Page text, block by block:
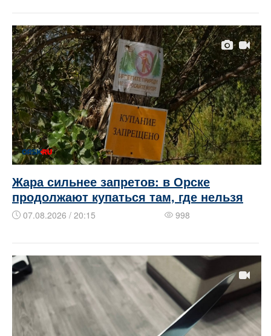
Жара сильнее запретов: в Орске
продолжают купаться там, где нельзя
07.08.2026 / 20:15 998